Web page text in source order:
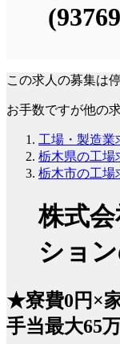
この求人の募集は
お手数ですが他の
工場・製造業
栃木県の工場
栃木市の工場
株式
ショ
★寮費0円×
手当最大65